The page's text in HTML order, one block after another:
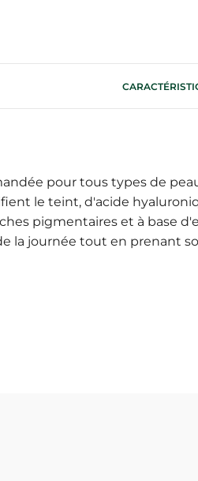
pour tous types de
le teint, d'acide
pigmentaires et à base
la journée tout en prenant